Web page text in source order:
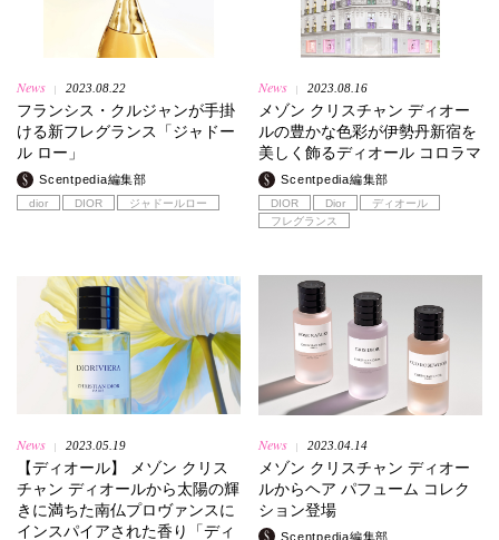
News 2023.08.22
フランシス・クルジャンが手掛
ける新フレグランス「ジャドー
ル ロー」
Scentpedia編集部
dior DIOR ジャドールロー
News 2023.08.16
メゾン クリスチャン ディオー
ルの豊かな色彩が伊勢丹新宿を
美しく飾るディオール コロラマ
Scentpedia編集部
DIOR Dior
ディオール
フレグランス
News | 2023.05.19
【ディオール】 メゾン クリス
チャン ディオールから太陽の輝
きに満ちた南仏プロヴァンスに
インスパイアされた香り「ディ
News | 2023.04.14
メゾン クリスチャン ディオー
ルからヘア パフューム コレク
ション登場
Scentpedia編集部